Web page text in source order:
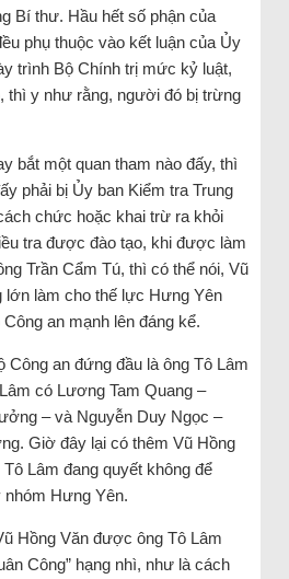
Bí thư. Hầu hết số phận của
phụ thuộc vào kết luận của Ủy
trình Bộ Chính trị mức kỷ luật,
thì y như rằng, người đó bị trừng
bắt một quan tham nào đấy, thì
phải bị Ủy ban Kiểm tra Trung
chức hoặc khai trừ ra khỏi
tra được đào tạo, khi được làm
Trần Cẩm Tú, thì có thể nói, Vũ
lớn làm cho thế lực Hưng Yên
an mạnh lên đáng kể.
Công an đứng đầu là ông Tô Lâm
có Lương Tam Quang –
– và Nguyễn Duy Ngọc –
Giờ đây lại có thêm Vũ Hồng
Lâm đang quyết không để
Hưng Yên.
Hồng Văn được ông Tô Lâm
Công” hạng nhì, như là cách